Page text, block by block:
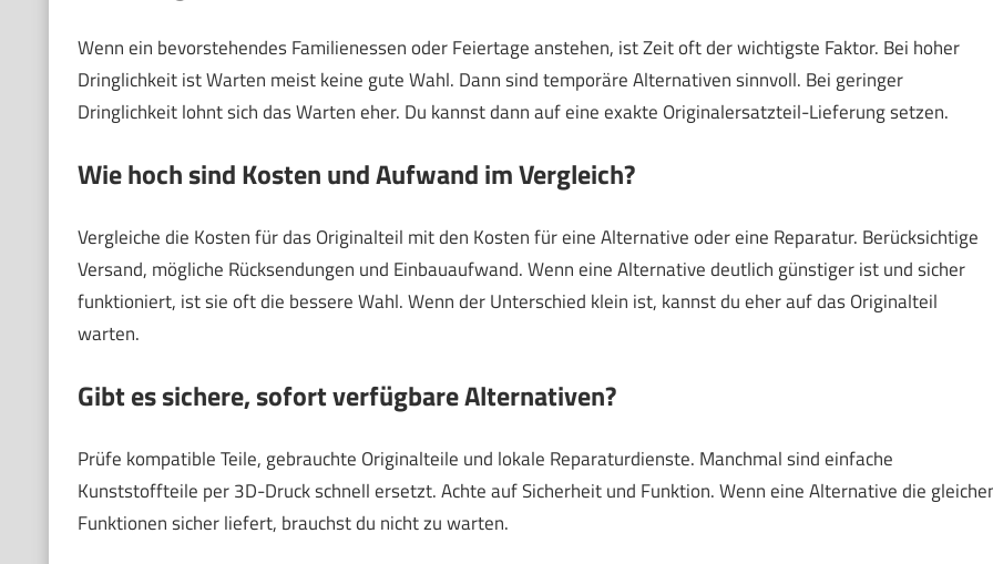
Wenn ein bevorstehendes Familienessen oder Feiertage anstehen, ist Zeit oft der wichtigste Faktor. Bei hoher
Dringlichkeit ist Warten meist keine gute Wahl. Dann sind temporäre Alternativen sinnvoll. Bei geringer
Dringlichkeit lohnt sich das Warten eher. Du kannst dann auf eine exakte Originalersatzteil-Lieferung setzen.
Wie hoch sind Kosten und Aufwand im Vergleich?
Vergleiche die Kosten für das Originalteil mit den Kosten für eine Alternative oder eine Reparatur. Berücksichtige
Versand, mögliche Rücksendungen und Einbauaufwand. Wenn eine Alternative deutlich günstiger ist und sicher
funktioniert, ist sie oft die bessere Wahl. Wenn der Unterschied klein ist, kannst du eher auf das Originalteil
warten.
Gibt es sichere, sofort verfügbare Alternativen?
Prüfe kompatible Teile, gebrauchte Originalteile und lokale Reparaturdienste. Manchmal sind einfache
Kunststoffteile per 3D-Druck schnell ersetzt. Achte auf Sicherheit und Funktion. Wenn eine Alternative die
Funktionen sicher liefert, brauchst du nicht zu warten.